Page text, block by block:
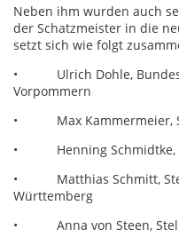
Neben ihm wurden auch
der Schatzmeister in die
setzt sich wie folgt
• Ulrich Dohle,
Vorpommern
• Max Kammermeier,
• Henning Schmidtke,
• Matthias Schmitt,
Württemberg
• Anna von Steen,